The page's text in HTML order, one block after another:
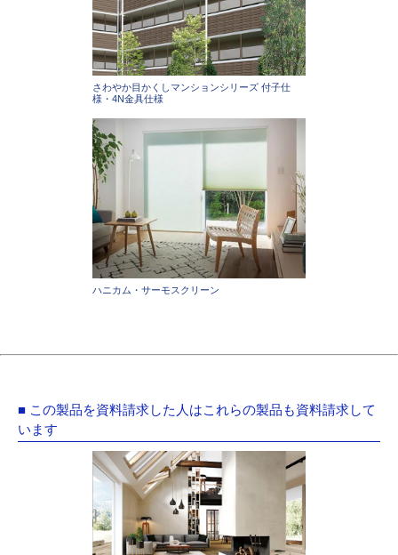
さわやか目かくしマンションシリーズ 付子仕
様・4N金具仕様
ハニカム・サーモスクリーン
■ この製品を資料請求した人はこれらの製品も資料請求して
います